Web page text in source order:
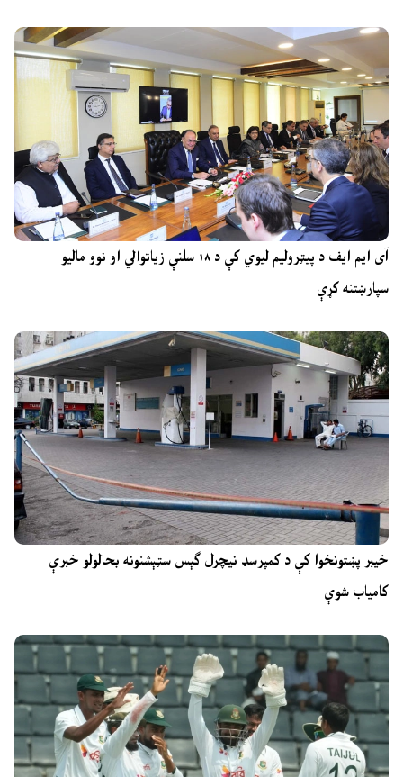
آی ایم ایف د پیټرولیم لیوي کې د ۱۸ سلنې زیاتوالي او نوو مالیو
سپارښتنه کړې
خیبر پښتونخوا کې د کمپرسډ نیچرل ګېس سټېشنونه بحالولو خبرې
کامیاب شوې